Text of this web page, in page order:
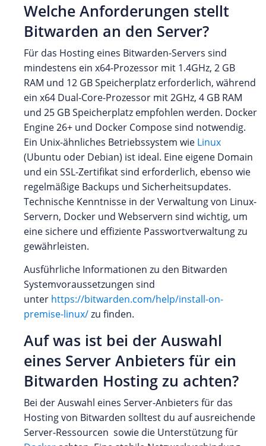
Welche Anforderungen stellt
Bitwarden an den Server?
Für das Hosting eines Bitwarden-Servers sind
mindestens ein x64-Prozessor mit 1.4GHz, 2 GB
RAM und 12 GB Speicherplatz erforderlich, während
ein x64 Dual-Core-Prozessor mit 2GHz, 4 GB RAM
und 25 GB Speicherplatz empfohlen werden. Docker
Engine 26+ und Docker Compose sind notwendig.
Ein Unix-ähnliches Betriebssystem wie Linux
(Ubuntu oder Debian) ist ideal. Eine eigene Domain
und ein SSL-Zertifikat sind erforderlich, ebenso wie
regelmäßige Backups und Sicherheitsupdates.
Technische Kenntnisse in der Verwaltung von Linux-
Servern, Docker und Webservern sind wichtig, um
eine sichere und effiziente Passwortverwaltung zu
gewährleisten.
Ausführliche Informationen zu den Bitwarden
Systemvoraussetzungen sind
unter https://bitwarden.com/help/install-on-
premise-linux/zu finden.
Auf was ist bei der Auswahl
eines Server Anbieters für ein
Bitwarden Hosting zu achten?
Bei der Auswahl eines Server-Anbieters für das
Hosting von Bitwarden solltest du auf ausreichende
Server-Ressourcen sowie die Unterstützung für